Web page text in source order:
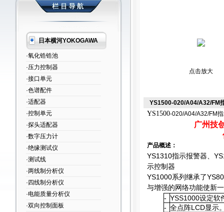
日本横河YOKOGAWA
·氧化锆锆池
·压力控制器
·接口单元
·色谱配件
·适配器
·控制单元
·探头适配器
·数字压力计
·绝缘测试仪
·测试线
·两线制分析仪
·四线制分析仪
·电能质量分析仪
·双向控制面板
点击放大
YS1500-020/A04/A32/FM
YS1500-020/A04/A32/FM
广州技
产品概述：
YS1310指示报警器、
示控制器
YS1000系列继承了
与增强的网络功能使新
- YSS1000设定软
- 全点阵LCD显示